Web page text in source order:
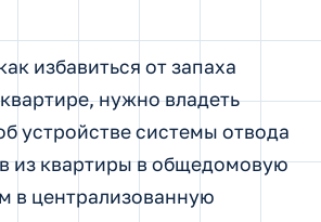
избавиться от запаха
нужно владеть
устройстве системы отвода
из квартиры в общедомовую
в централизованную